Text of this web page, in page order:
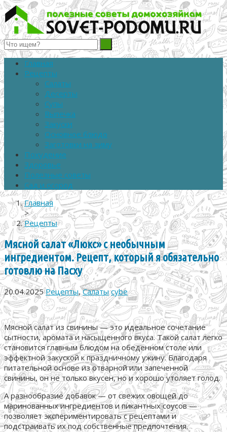
Полезные советы домохозяйкам
Главная
Рецепты
Салаты
Десерты
Супы
Выпечка
Закуски
Основное блюдо
Заготовки на зиму
Похудение
Здоровье
Полезные советы
Сад и огород
Главная
>
Рецепты
Мясной салат «Люкс» с необычным
ингредиентом. Рецепт, который я обязательно
готовлю на Пасху
20.04.2025 Рецепты,Салаты cybe
Мясной салат из свинины — это идеальное сочетание
сытности, аромата и насыщенного вкуса. Такой салат легко
становится главным блюдом на обеденном столе или
эффектной закуской к праздничному ужину. Благодаря
питательной основе из отварной или запеченной
свинины, он не только вкусен, но и хорошо утоляет голод.
А разнообразие добавок — от свежих овощей до
маринованных ингредиентов и пикантных соусов —
позволяет экспериментировать с рецептами и
подстраивать их под собственные предпочтения.